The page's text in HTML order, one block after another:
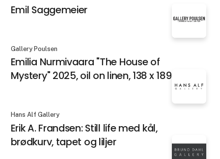
Emil Saggemeier
Gallery Poulsen
Emilia Nurmivaara "The House of
Mystery" 2025, oil on linen, 138 x 189 cm
Hans Alf Gallery
Erik A. Frandsen: Still life med kål,
brødkurv, tapet og liljer